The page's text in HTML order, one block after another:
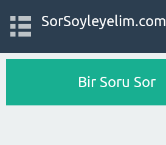
SorSoyleyelim.com
Bir Soru Sor